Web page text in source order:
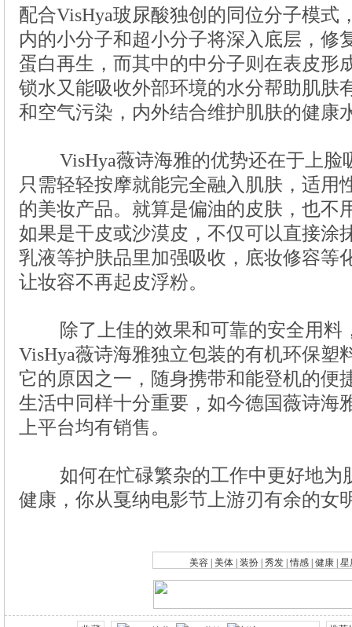
VisHya薇诗海雅的优势还在于上脸
除了上佳的效果和可靠的安全用料
如何在忙碌繁杂的工作中更好地为
| | | | | |